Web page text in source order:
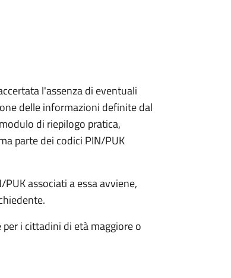
l'assenza di eventuali
delle informazioni definite dal
di riepilogo pratica,
parte dei codici PIN/PUK
associati a essa avviene,
i cittadini di età maggiore o